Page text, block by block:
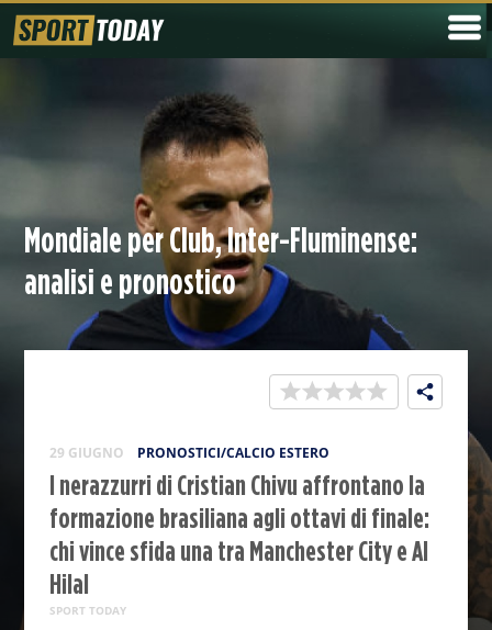
Mondiale per Club, Inter-Fluminense:
analisi e pronostico
29 GIUGNO PRONOSTICI/CALCIO ESTERO
I nerazzurri di Cristian Chivu affrontano la
formazione brasiliana agli ottavi di finale:
chi vince sfida una tra Manchester City e Al
Hilal
SPORT TODAY